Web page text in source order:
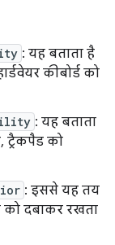
: यह बताता है
कीबोर्ड को
: यह बताता
ट्रैकपैड को
: इससे यह तय
को दबाकर रखता